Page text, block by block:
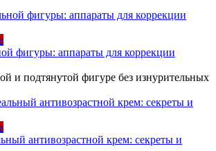
фигуры: аппараты для коррекции
и подтянутой фигуре без изнурительных
антивозрастной крем: секреты и